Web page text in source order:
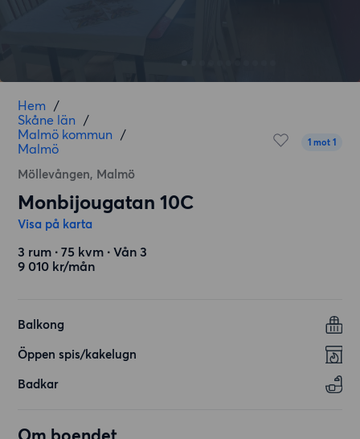
Hem /
Skåne län /
Malmö kommun /
Malmö
Möllevången, Malmö
1 mot 1
Monbijougatan 10C
Visa på karta
3 rum ∙ 75 kvm ∙ Vån 3
9 010 kr/mån
Balkong
Öppen spis/kakelugn
Badkar